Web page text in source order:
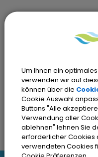
aktuelle
aus der Region
derzeit
verschiedenen
Um Ihnen ein
verwenden wir auf
können über die
Cookie Auswahl
Buttons "Alle
Verwendung aller
ablehnen" lehnen Sie
erforderlicher Cookies
verwendeten Cookies